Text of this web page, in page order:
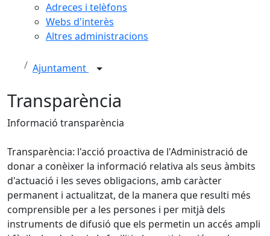
Adreces i telèfons
Webs d'interès
Altres administracions
Ajuntament
Transparència
Informació transparència
Transparència: l'acció proactiva de l'Administració de
donar a conèixer la informació relativa als seus àmbits
d'actuació i les seves obligacions, amb caràcter
permanent i actualitzat, de la manera que resulti més
comprensible per a les persones i per mitjà dels
instruments de difusió que els permetin un accés ampli